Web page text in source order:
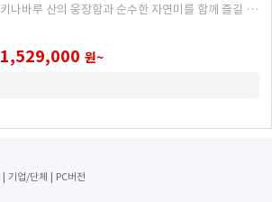
키나바루 산의 웅장함과 순수한 자연미를 함께 즐길 수
1,529,000 원~
기업/단체 PC버전